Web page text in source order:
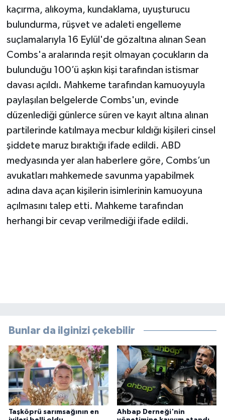
kaçırma, alıkoyma, kundaklama, uyuşturucu
bulundurma, rüşvet ve adaleti engelleme
suçlamalarıyla 16 Eylül'de gözaltına alınan Sean
Combs'a aralarında reşit olmayan çocukların da
bulunduğu 100’ü aşkın kişi tarafından istismar
davası açıldı. Mahkeme tarafından kamuoyuyla
paylaşılan belgelerde Combs'un, evinde
düzenlediği günlerce süren ve kayıt altına alınan
partilerinde katılmaya mecbur kıldığı kişileri cinsel
şiddete maruz bıraktığı ifade edildi. ABD
medyasında yer alan haberlere göre, Combs’un
avukatları mahkemede savunma yapabilmek
adına dava açan kişilerin isimlerinin kamuoyuna
açılmasını talep etti. Mahkeme tarafından
herhangi bir cevap verilmediği ifade edildi.
Bunlar da ilginizi çekebilir
Taşköprü sarımsağının en
Ahbap Derneği'nin